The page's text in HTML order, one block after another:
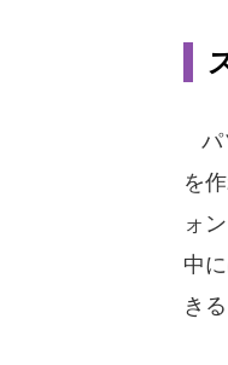
パ
を
ォ
中
き